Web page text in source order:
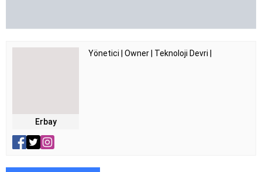
Erbay
Yönetici | Owner | Teknoloji Devri |